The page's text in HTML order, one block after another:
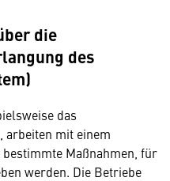
die
des
das
arbeiten mit einem
Maßnahmen, für
werden. Die Betriebe